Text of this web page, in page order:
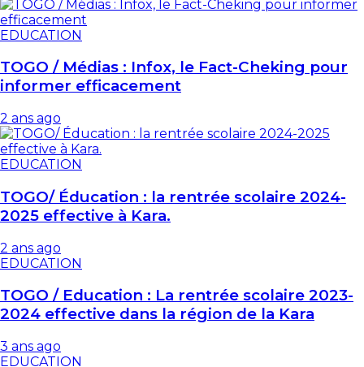
EDUCATION
TOGO / Médias : Infox, le Fact-Cheking pour
informer efficacement
2 ans ago
EDUCATION
TOGO/ Éducation : la rentrée scolaire 2024-
2025 effective à Kara.
2 ans ago
EDUCATION
TOGO / Education : La rentrée scolaire 2023-
2024 effective dans la région de la Kara
3 ans ago
EDUCATION